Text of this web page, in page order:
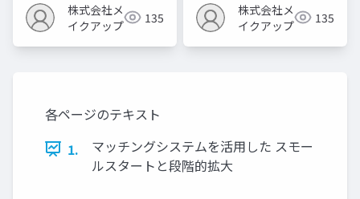
株式会社メ
イクアップ
135
株式会社メ
イクアップ
135
各ページのテキスト
1.
マッチングシステムを活用した スモー
ルスタートと段階的拡大